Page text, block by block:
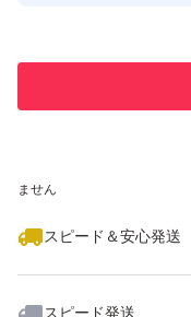
ません
スピード＆安心発送
スピード発送